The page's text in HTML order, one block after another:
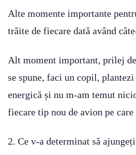
Alte momente importante
trăite de fiecare dată având
Alt moment important, prilej
se spune, faci un copil,
energică și nu m-am temut
fiecare tip nou de avion pe
2. Ce v-a determinat să